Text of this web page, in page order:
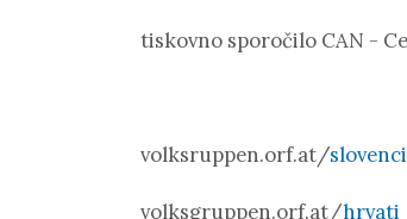
tiskovno sporočilo CAN -
volksruppen.orf.at/slovenci
volksgruppen.orf.at/hrvati